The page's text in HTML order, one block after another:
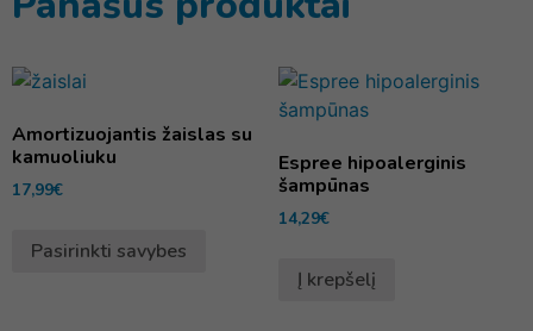
Amortizuojantis žaislas su
kamuoliuku
17,99€
Pasirinkti savybes
Espree hipoalerginis
šampūnas
14,29€
Į krepšelį